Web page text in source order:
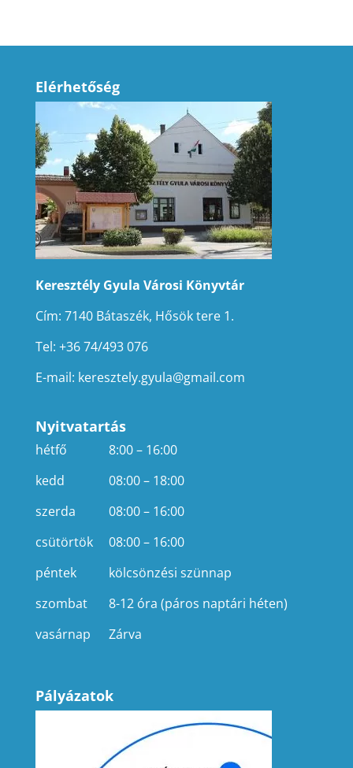
Elérhetőség
Keresztély Gyula Városi Könyvtár
Cím: 7140 Bátaszék, Hősök tere 1.
Tel: +36 74/493 076
E-mail: keresztely.gyula@gmail.com
Nyitvatartás
hétfő
8:00 – 16:00
kedd
08:00 – 18:00
szerda
08:00 – 16:00
csütörtök
08:00 – 16:00
péntek
kölcsönzési szünnap
szombat
8-12 óra (páros naptári héten)
vasárnap
Zárva
Pályázatok